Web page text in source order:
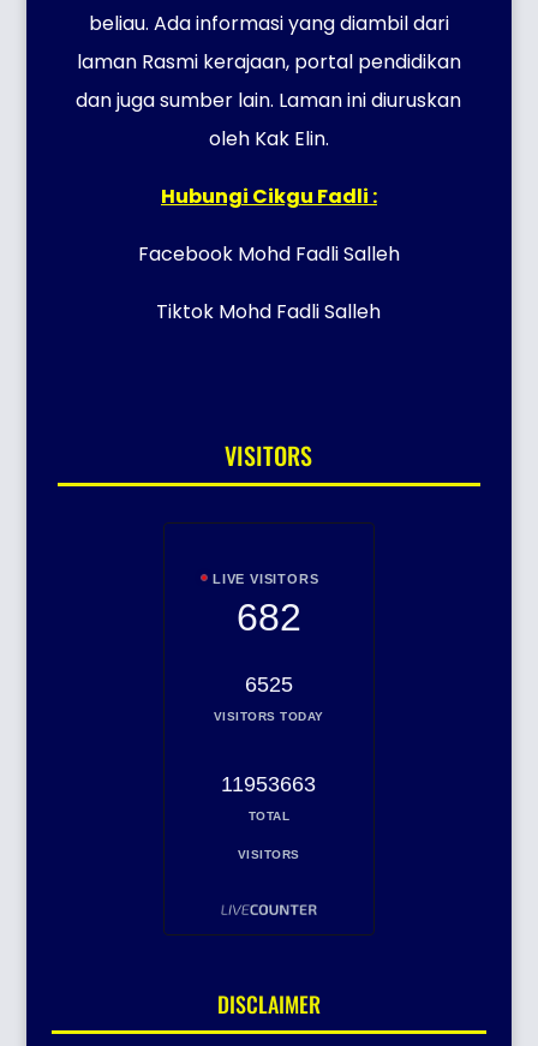
beliau. Ada informasi yang diambil dari
laman Rasmi kerajaan, portal pendidikan
dan juga sumber lain. Laman ini diuruskan
oleh Kak Elin.
Hubungi Cikgu Fadli :
Facebook Mohd Fadli Salleh
Tiktok Mohd Fadli Salleh
VISITORS
LIVE VISITORS
682
6525
VISITORS TODAY
11953663
TOTAL
VISITORS
DISCLAIMER